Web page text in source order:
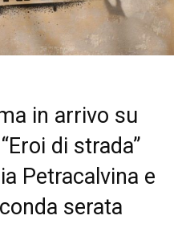
in arrivo su
di strada”
Petracalvina e
serata